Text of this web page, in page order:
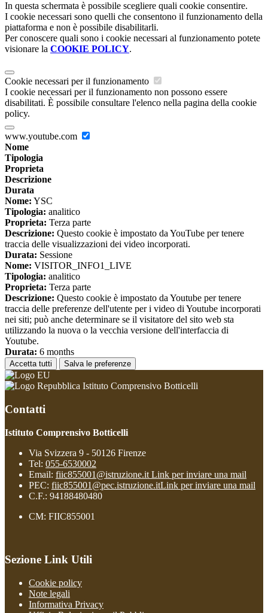
In questa schermata è possibile scegliere quali cookie consentire.
I cookie necessari sono quelli che consentono il funzionamento della
piattaforma e non è possibile disabilitarli.
Per conoscere quali sono i cookie necessari al funzionamento potete
visionare la COOKIE POLICY.
Cookie necessari per il funzionamento
I cookie necessari per il funzionamento non possono essere
disabilitati. È possibile consultare l'elenco nella pagina della cookie
policy.
www.youtube.com
Nome
Tipologia
Proprieta
Descrizione
Durata
Nome: YSC
Tipologia: analitico
Proprieta: Terza parte
Descrizione: Questo cookie è impostato da YouTube per tenere
traccia delle visualizzazioni dei video incorporati.
Durata: Sessione
Nome: VISITOR_INFO1_LIVE
Tipologia: analitico
Proprieta: Terza parte
Descrizione: Questo cookie è impostato da Youtube per tenere
traccia delle preferenze dell'utente per i video di Youtube incorporati
nei siti; può anche determinare se il visitatore del sito web sta
utilizzando la nuova o la vecchia versione dell'interfaccia di
Youtube.
Durata: 6 months
Accetta tutti Salva le preferenze
Istituto Comprensivo Botticelli
Contatti
Istituto Comprensivo Botticelli
Via Svizzera 9 - 50126 Firenze
Tel: 055-6530002
Email: fiic855001@istruzione.it Link per inviare una mail
PEC: fiic855001@pec.istruzione.itLink per inviare una mail
C.F.: 94188480480
CM: FIIC855001
Sezione Link Utili
Cookie policy
Note legali
Informativa Privacy